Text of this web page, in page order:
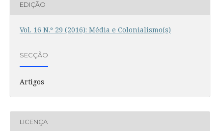
EDIÇÃO
Vol. 16 N.º 29 (2016): Média e Colonialismo(s)
SECÇÃO
Artigos
LICENÇA